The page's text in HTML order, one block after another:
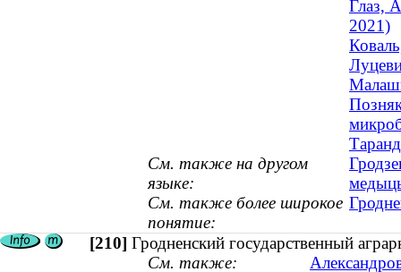
Глаз,
2021)
См. также на другом
языке:
См. также более широкое
понятие:
[210] Гродненский государственный
См. также: